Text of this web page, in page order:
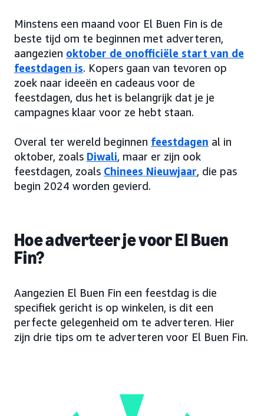
Minstens een maand voor El Buen Fin is de
beste tijd om te beginnen met adverteren,
aangezien oktober de onofficiële start van de
feestdagen is. Kopers gaan van tevoren op
zoek naar ideeën en cadeaus voor de
feestdagen, dus het is belangrijk dat je je
campagnes klaar voor ze hebt staan.
Overal ter wereld beginnen feestdagen al in
oktober, zoals Diwali, maar er zijn ook
feestdagen, zoals Chinees Nieuwjaar, die pas
begin 2024 worden gevierd.
Hoe adverteer je voor El Buen
Fin?
Aangezien El Buen Fin een feestdag is die
specifiek gericht is op winkelen, is dit een
perfecte gelegenheid om te adverteren. Hier
zijn drie tips om te adverteren voor El Buen Fin.